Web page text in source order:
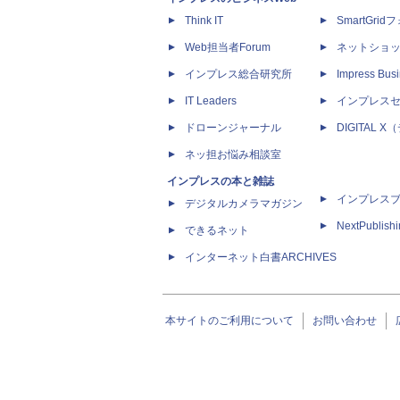
Think IT
Web担当者Forum
インプレス総合研究所
IT Leaders
ドローンジャーナル
ネッ担お悩み相談室
インプレスの本と雑誌
デジタルカメラマガジン
できるネット
インターネット白書ARCHIVES
SmartGridフ
ネットショ
Impress
インプレス
DIGITAL X（
インプレス
本サイトのご利用について お問い合わせ